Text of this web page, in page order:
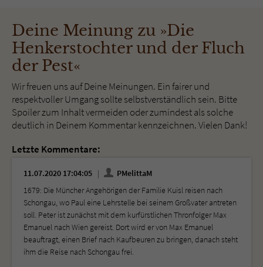
Deine Meinung zu »Die
Henkerstochter und der Fluch
der Pest«
Wir freuen uns auf Deine Meinungen. Ein fairer und
respektvoller Umgang sollte selbstverständlich sein. Bitte
Spoiler zum Inhalt vermeiden oder zumindest als solche
deutlich in Deinem Kommentar kennzeichnen. Vielen Dank!
Letzte Kommentare:
11.07.2020 17:04:05
PMelittaM
1679: Die Müncher Angehörigen der Familie Kuisl reisen nach
Schongau, wo Paul eine Lehrstelle bei seinem Großvater antreten
soll. Peter ist zunächst mit dem kurfürstlichen Thronfolger Max
Emanuel nach Wien gereist. Dort wird er von Max Emanuel
beauftragt, einen Brief nach Kaufbeuren zu bringen, danach steht
ihm die Reise nach Schongau frei.